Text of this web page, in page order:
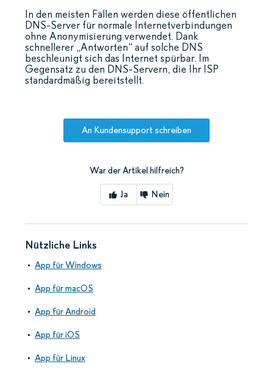
In den meisten Fällen werden diese öffentlichen
DNS-Server für normale Internetverbindungen
ohne Anonymisierung verwendet. Dank
schnellerer „Antworten“ auf solche DNS
beschleunigt sich das Internet spürbar. Im
Gegensatz zu den DNS-Servern, die Ihr ISP
standardmäßig bereitstellt.
An Kundensupport schreiben
War der Artikel hilfreich?
Ja Nein
Nützliche Links
App für Windows
App für macOS
App für Android
App für iOS
App für Linux